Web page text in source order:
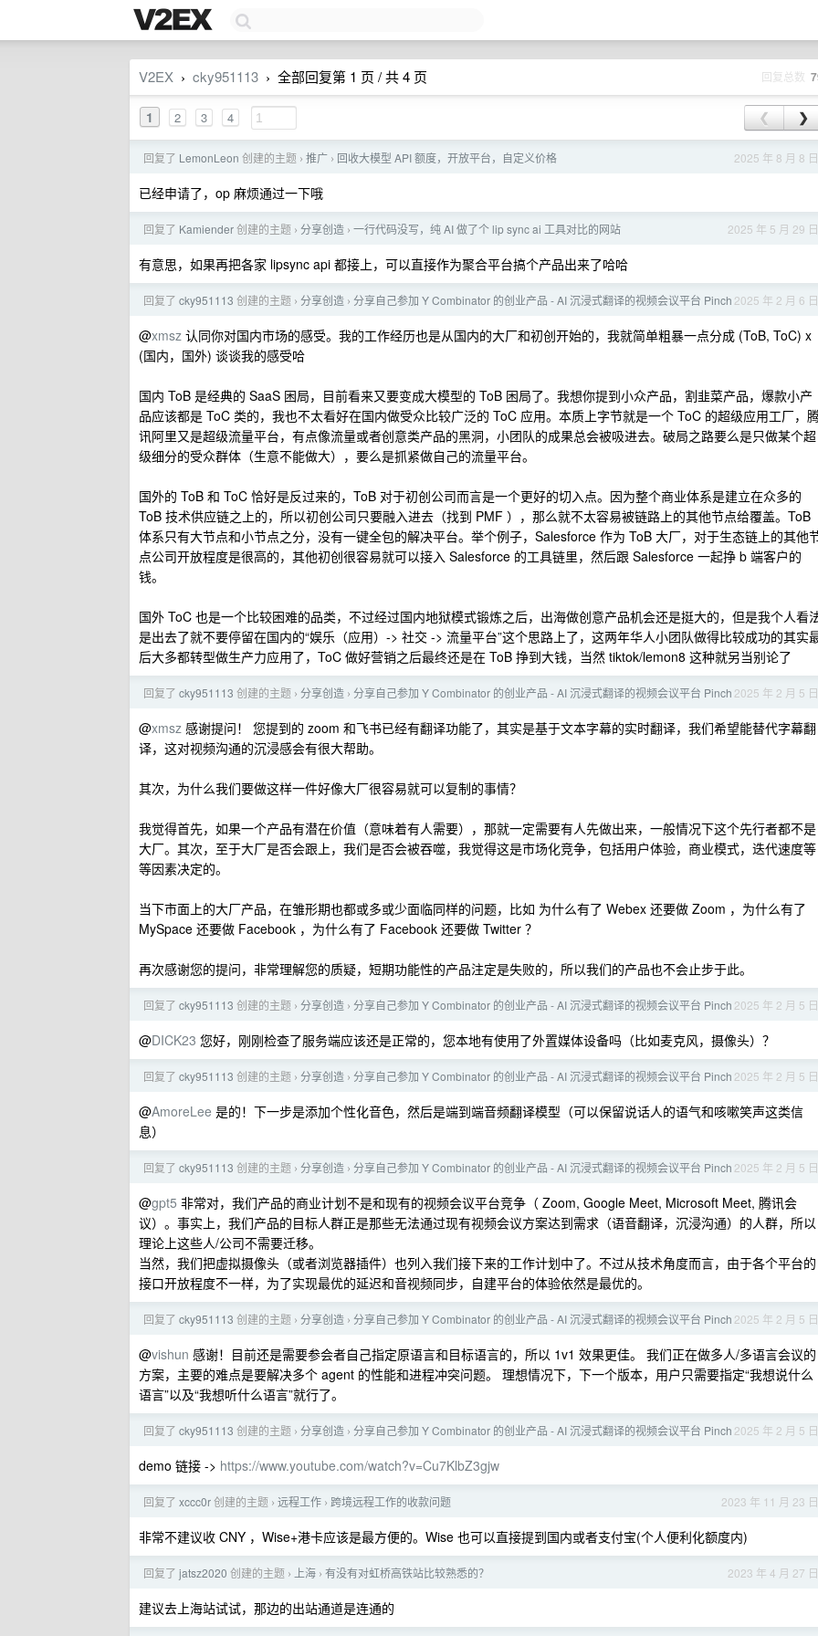
V2EX › cky951113 › 全部回复第 1 页 / 共 4 页 回复总数
1 2 3 4 ❮ ❯
2025 年 8 月 8 日
回复了 LemonLeon 创建的主题 › 推广 › 回收大模型 API 额度，开放平台，自定义价格
已经申请了，op 麻烦通过一下哦
2025 年 5 月 29 日
回复了 Kamiender创建的主题 › 分享创造 › 一行代码没写，纯 AI 做了个 lip sync ai 工具对比的网站
有意思，如果再把各家 lipsync api 都接上，可以直接作为聚合平台搞个产品出来了哈哈
2025 年 2 月 6 日
回复了 cky951113 创建的主题 › 分享创造 › 分享自己参加 Y Combinator 的创业产品 - AI 沉浸式翻译的视频会议平台 Pinch
@xmsz 认同你对国内市场的感受。我的工作经历也是从国内的大厂和初创开始的，我就简单粗暴一点分成 (ToB, ToC) x
(国内，国外) 谈谈我的感受哈
国内 ToB 是经典的 SaaS 困局，目前看来又要变成大模型的 ToB 困局了。我想你提到小众产品，割韭菜产品，爆款小产
品应该都是 ToC 类的，我也不太看好在国内做受众比较广泛的 ToC 应用。本质上字节就是一个 ToC 的超级应用工厂，
讯阿里又是超级流量平台，有点像流量或者创意类产品的黑洞，小团队的成果总会被吸进去。破局之路要么是只做某个超
级细分的受众群体（生意不能做大），要么是抓紧做自己的流量平台。
国外的 ToB 和 ToC 恰好是反过来的，ToB 对于初创公司而言是一个更好的切入点。因为整个商业体系是建立在众多的
ToB 技术供应链之上的，所以初创公司只要融入进去（找到 PMF ），那么就不太容易被链路上的其他节点给覆盖。ToB
体系只有大节点和小节点之分，没有一键全包的解决平台。举个例子，Salesforce 作为 ToB 大厂，对于生态链上的其他
点公司开放程度是很高的，其他初创很容易就可以接入 Salesforce 的工具链里，然后跟 Salesforce 一起挣 b 端客户的
钱。
国外 ToC 也是一个比较困难的品类，不过经过国内地狱模式锻炼之后，出海做创意产品机会还是挺大的，但是我个人看
是出去了就不要停留在国内的“娱乐（应用）-> 社交 -> 流量平台”这个思路上了，这两年华人小团队做得比较成功的其实
后大多都转型做生产力应用了，ToC 做好营销之后最终还是在 ToB 挣到大钱，当然 tiktok/lemon8 这种就另当别论了
2025 年 2 月 5 日
回复了 cky951113 创建的主题 › 分享创造 › 分享自己参加 Y Combinator 的创业产品 - AI 沉浸式翻译的视频会议平台 Pinch
@xmsz 感谢提问！ 您提到的 zoom 和飞书已经有翻译功能了，其实是基于文本字幕的实时翻译，我们希望能替代字幕翻
译，这对视频沟通的沉浸感会有很大帮助。
其次，为什么我们要做这样一件好像大厂很容易就可以复制的事情？
我觉得首先，如果一个产品有潜在价值（意味着有人需要），那就一定需要有人先做出来，一般情况下这个先行者都不是
大厂。其次，至于大厂是否会跟上，我们是否会被吞噬，我觉得这是市场化竞争，包括用户体验，商业模式，迭代速度等
等因素决定的。
当下市面上的大厂产品，在雏形期也都或多或少面临同样的问题，比如 为什么有了 Webex 还要做 Zoom ，为什么有了
MySpace 还要做 Facebook ，为什么有了 Facebook 还要做 Twitter ？
再次感谢您的提问，非常理解您的质疑，短期功能性的产品注定是失败的，所以我们的产品也不会止步于此。
2025 年 2 月 5 日
回复了 cky951113 创建的主题 › 分享创造 › 分享自己参加 Y Combinator 的创业产品 - AI 沉浸式翻译的视频会议平台 Pinch
@DICK23 您好，刚刚检查了服务端应该还是正常的，您本地有使用了外置媒体设备吗（比如麦克风，摄像头）？
2025 年 2 月 5 日
回复了 cky951113 创建的主题 › 分享创造 › 分享自己参加 Y Combinator 的创业产品 - AI 沉浸式翻译的视频会议平台 Pinch
@AmoreLee 是的！下一步是添加个性化音色，然后是端到端音频翻译模型（可以保留说话人的语气和咳嗽笑声这类信
息）
2025 年 2 月 5 日
回复了 cky951113 创建的主题 › 分享创造 › 分享自己参加 Y Combinator 的创业产品 - AI 沉浸式翻译的视频会议平台 Pinch
@gpt5 非常对，我们产品的商业计划不是和现有的视频会议平台竞争（ Zoom, Google Meet, Microsoft Meet, 腾讯会
议）。事实上，我们产品的目标人群正是那些无法通过现有视频会议方案达到需求（语音翻译，沉浸沟通）的人群，所以
理论上这些人/公司不需要迁移。
当然，我们把虚拟摄像头（或者浏览器插件）也列入我们接下来的工作计划中了。不过从技术角度而言，由于各个平台的
接口开放程度不一样，为了实现最优的延迟和音视频同步，自建平台的体验依然是最优的。
2025 年 2 月 5 日
回复了 cky951113 创建的主题 › 分享创造 › 分享自己参加 Y Combinator 的创业产品 - AI 沉浸式翻译的视频会议平台 Pinch
@vishun 感谢！目前还是需要参会者自己指定原语言和目标语言的，所以 1v1 效果更佳。 我们正在做多人/多语言会议的
方案，主要的难点是要解决多个 agent 的性能和进程冲突问题。 理想情况下，下一个版本，用户只需要指定“我想说什么
语言”以及“我想听什么语言”就行了。
2025 年 2 月 5 日
回复了 cky951113 创建的主题 › 分享创造 › 分享自己参加 Y Combinator 的创业产品 - AI 沉浸式翻译的视频会议平台 Pinch
demo 链接 -> https://www.youtube.com/watch?v=Cu7KlbZ3gjw
2023 年 11 月 23 日
回复了 xccc0r创建的主题 › 远程工作 › 跨境远程工作的收款问题
非常不建议收 CNY ，Wise+港卡应该是最方便的。Wise 也可以直接提到国内或者支付宝(个人便利化额度内)
2023 年 4 月 27 日
回复了 jatsz2020 创建的主题 › 上海 › 有没有对虹桥高铁站比较熟悉的？
建议去上海站试试，那边的出站通道是连通的